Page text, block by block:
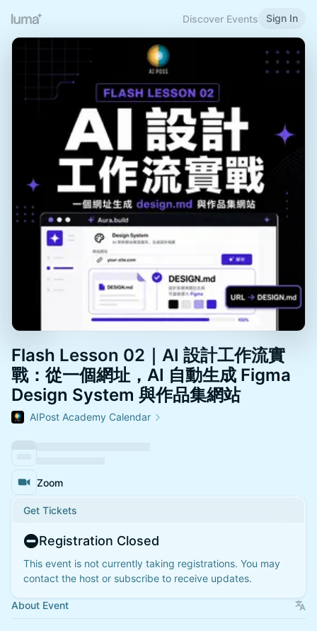
Discover Events Sign In
Flash Lesson 02｜AI 設計工作流實
戰：從一個網址，AI 自動生成 Figma
Design System 與作品集網站
AIPost Academy Calendar
Zoom
Get Tickets
Registration Closed
This event is not currently taking registrations. You may
contact the host or subscribe to receive updates.
About Event